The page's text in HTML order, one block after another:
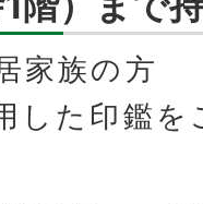
家族の方
した印鑑を